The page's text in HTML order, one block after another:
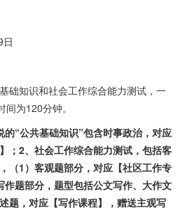
础知识和社会工作综合能力测试，一
为120分钟。
“公共基础知识”包含时事政治，对应
；2、 社会工作综合能力测试，包括客
（1）客观题部分 ，对应【社区工作专
题部分， 题型包括公文写作、大作文
题，对应【写作课程】，赠送主观写